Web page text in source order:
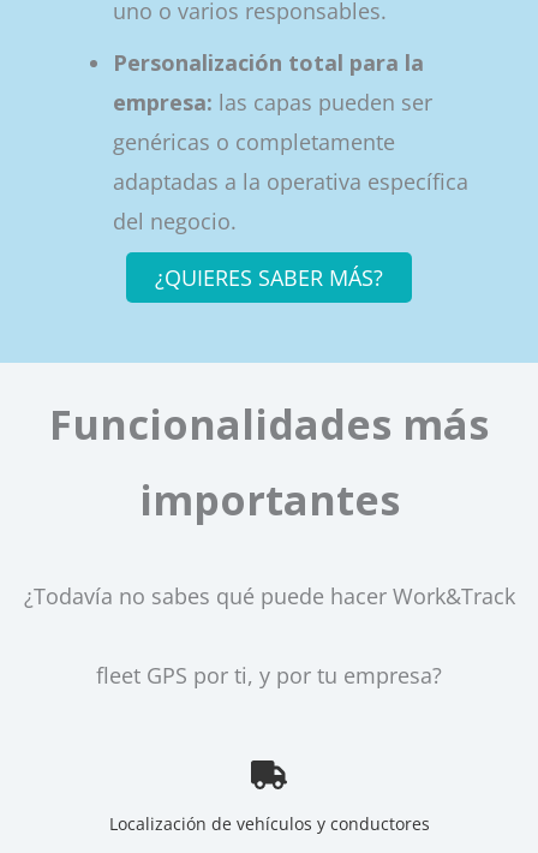
uno o varios responsables.
Personalización total para la
empresa: las capas pueden ser
genéricas o completamente
adaptadas a la operativa específica
del negocio.
¿QUIERES SABER MÁS?
Funcionalidades más
importantes
¿Todavía no sabes qué puede hacer Work&Track
fleet GPS por ti, y por tu empresa?
Localización de vehículos y conductores